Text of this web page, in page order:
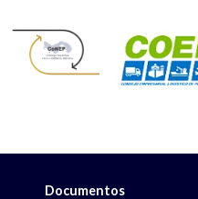
Documentos